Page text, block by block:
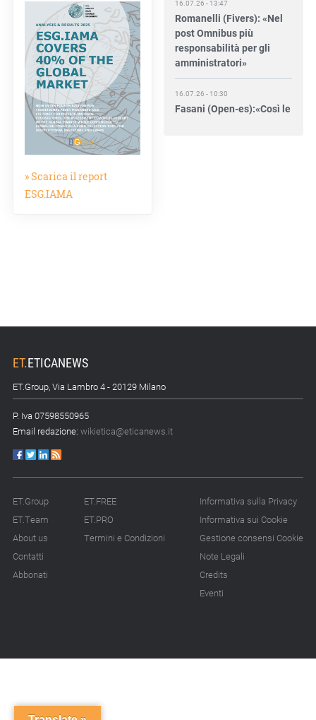
» Scarica il report
ESG.IAMA
Romanelli (Fivers): «Nel
post Omnibus più
responsabilità per gli
amministratori»
Fasani (Open-es):«Così le
filiere aiutano a collegare
15.07.26 - 8:00
14.07.26 - 11:00
Tornano le Settimane
appuntamenti
14.07.26 - 10:00
Mcc colloca social bond
bancarie
ET.ETICANEWS
ET.Group, Via Lambro 4 - 20129 Milano
P. Iva 07598550965
Email redazione: wikietica@eticanews.it
ET.Group
ET.Team
About us
Contatti
Abbonati
ET.FREE
ET.PRO
Termini e Condizioni
Informativa sulla Privacy
Informativa sui Cookie
Gestione consensi Cookie
Note Legali
Credits
Eventi